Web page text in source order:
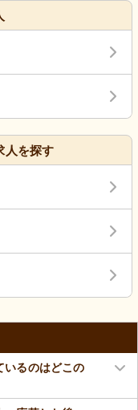
人を探す
いるのはどこの